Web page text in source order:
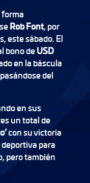
Rob Font, por
este sábado. El
bono deUSD
en la báscula
del
en sus
un total de
con su victoria
para
pero también